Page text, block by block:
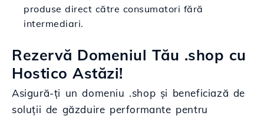
produse direct către consumatori fără
intermediari.
Rezervă Domeniul Tău .shop cu
Hostico Astăzi!
Asigură-ți un domeniu .shop și beneficiază de
soluții de găzduire performante pentru